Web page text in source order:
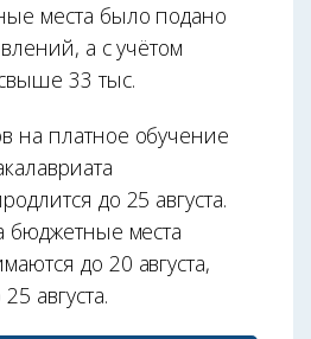
места было подано
а с учётом
33 тыс.
на платное обучение
до 25 августа.
бюджетные места
до 20 августа,
августа.